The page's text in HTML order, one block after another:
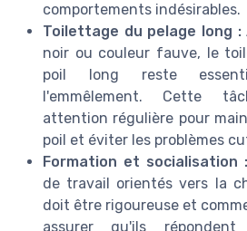
comportements indésirables.
Toilettage du pelage long :
noir ou couleur fauve, le
poil long reste
l'emmêlement. Cette
attention régulière pour
poil et éviter les problèmes
Formation et socialisation :
de travail orientés vers la
doit être rigoureuse et
assurer qu'ils